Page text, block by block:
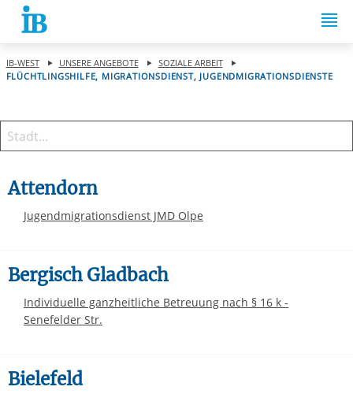
Springe zum Inhalt
IB-WEST UNSERE ANGEBOTE
SOZIALE ARBEIT
FLÜCHTLINGSHILFE, MIGRATIONSDIENST, JUGENDMIGRATIONSDIENSTE
Attendorn
Jugendmigrationsdienst JMD Olpe
Bergisch Gladbach
Individuelle ganzheitliche Betreuung nach § 16 k -
Senefelder Str.
Bielefeld